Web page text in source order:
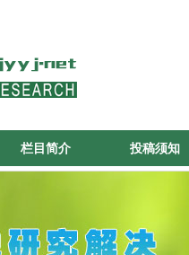
栏目简介 投稿须知